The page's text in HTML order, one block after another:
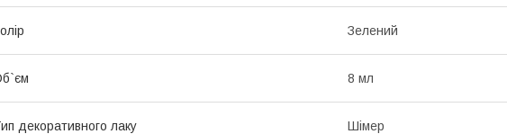
Зелений
8 мл
декоративного лаку Шімер